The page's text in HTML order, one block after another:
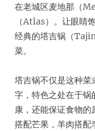
在老城区麦地那（
（Atlas）。让眼睛
经典的塔吉锅（
菜。
塔吉锅不仅是这种菜
字，特色之处在于锅
康，还能保证食物
搭配芒果，羊肉搭配